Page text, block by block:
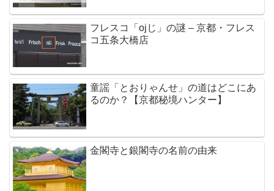
フレスコ「ojじ」の謎 – 京都・フレス
コ五条大橋店
童謡「とおりゃんせ」の道はどこにあ
るのか？【京都秘境ハンター】
金閣寺と銀閣寺の名前の由来